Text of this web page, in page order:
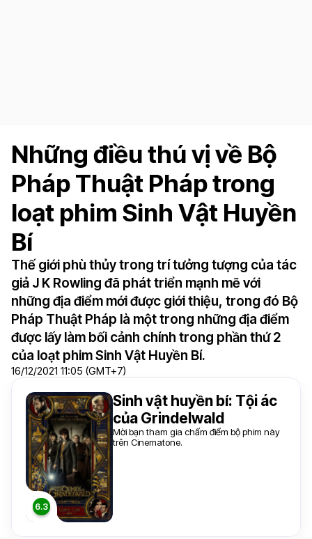
Những điều thú vị về Bộ
Pháp Thuật Pháp trong
loạt phim Sinh Vật Huyền
Bí
Thế giới phù thủy trong trí tưởng tượng của tác
giả J K Rowling đã phát triển mạnh mẽ với
những địa điểm mới được giới thiệu, trong đó Bộ
Pháp Thuật Pháp là một trong những địa điểm
được lấy làm bối cảnh chính trong phần thứ 2
của loạt phim Sinh Vật Huyền Bí.
16/12/2021 11:05 (GMT+7)
Sinh vật huyền bí: Tội ác
của Grindelwald
Mời bạn tham gia chấm điểm bộ phim này
trên Cinematone.